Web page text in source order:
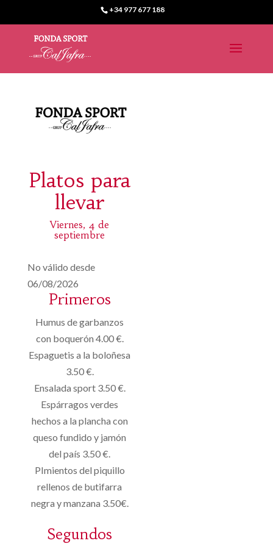
+34 977 677 188
Platos para
llevar
Viernes, 4 de
septiembre
No válido desde
06/08/2026
Primeros
Humus de garbanzos
con boquerón 4.00 €.
Espaguetis a la boloñesa
3.50 €.
Ensalada sport 3.50 €.
Espárragos verdes
hechos a la plancha con
queso fundido y jamón
del país 3.50 €.
PImientos del piquillo
rellenos de butifarra
negra y manzana 3.50€.
Segundos